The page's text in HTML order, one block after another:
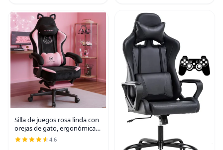
Silla de juegos rosa linda con
orejas de gato, ergonómica
con bordado de gato,
soporte lumbar de espuma
4.6